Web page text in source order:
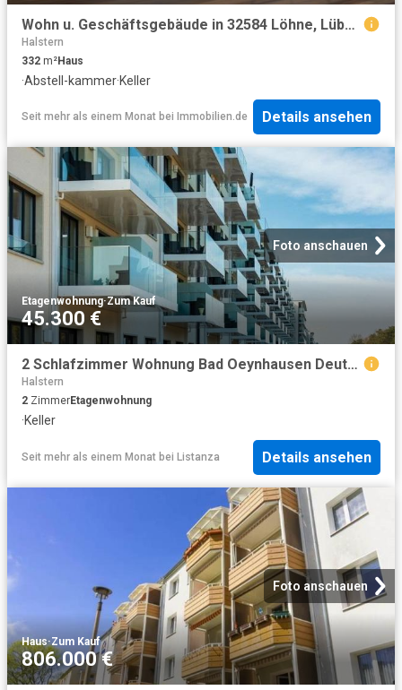
Wohn u. Geschäftsgebäude in 32584 Löhne, Lübbecker Str
Halstern
332 m²Haus
·Abstell-kammer·Keller
Seit mehr als einem Monat bei Immobilien.de Details ansehen
Foto anschauen
Etagenwohnung·Zum Kauf
45.300 €
2 Schlafzimmer Wohnung Bad Oeynhausen Deutschland 101515648
Halstern
2 ZimmerEtagenwohnung
·Keller
Seit mehr als einem Monat bei Listanza Details ansehen
Foto anschauen
Haus·Zum Kauf
806.000 €